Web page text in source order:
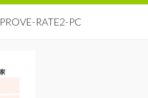
RATE2-PC